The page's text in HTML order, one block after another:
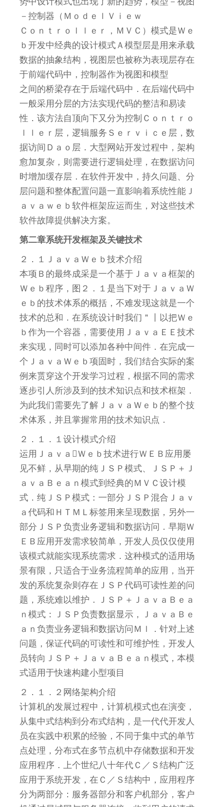
－控制器（ＭｏｄｅｌＶｉｅｗ
Ｃｏｎｔｒｏｌｌｅｒ，ＭＶＣ）模式是Ｗｅ
ｂ开发中经典的设计模式Ａ模型层是用来承载
数据的抽象结构，视图层也被称为表现层存在
于前端代码中，控制器作为视图和模型
之间的桥梁存在于后端代码中．在后端代码中
一般采用分层的方法实现代码的整洁和易读
性．该方法自顶向下又分为控制Ｃｏｎｔｒｏ
ｌｌｅｒ层，逻辑服务Ｓｅｒｖｉｃｅ层，数
据访间Ｄａｏ层．大型网站开发过程中，架构
愈加复杂，则需要进行逻辑处理，在数据访问
时增加缓存层．在软件开发中，持久问题、分
层问题和整体配置问题一直影响着系统性能Ｊ
ａｖａｗｅｂ软件框架应运而生，对这些技术
软件故障提供解决方案。
第二章系统幵发框架及关键技术
２．１ＪａｖａＷｅｂ技术介绍
本项Ｂ的最终成采是一个基于Ｊａｖａ框架的
Ｗｅｂ程序，图２．１是当下对于ＪａｖａＷ
ｅｂ的技术体系的概括，不难发现这就是一个
技术的总和．在系统设计时我们＂丨以把Ｗｅ
ｂ作为一个容器，需要使用ＪａｖａＥＥ技术
来实现，同时可以添加各种中间件．在完成一
个ＪａｖａＷｅｂ项固时，我们结合实际的案
例来贳穿这个开发学习过程，根据不同的需求
逐步引人所涉及到的技术知识点和技术框架．
为此我们需要先了解ＪａｖａＷｅｂ的整个技
术体系，并且掌握常用的技术知识点．
２．１．１设计模式介绍
运用ＪａｖａＷｅｂ技术进行ＷＥＢ应用屡
见不鲜，从早期的纯ＪＳＰ模式、ＪＳＰ＋Ｊ
ａｖａＢｅａｎ模式到经典的ＭＶＣ设计模
式．纯ＪＳＰ模式：一部分ＪＳＰ混合Ｊａｖ
ａ代码和ＨＴＭＬ标签用来呈现数据，另外一
部分ＪＳＰ负责业务逻辑和数据访问．早期Ｗ
ＥＢ应用开发需求较简单，开发人员仅仅使用
该模式就能实现系统需求．这种模式的适用场
景有限，只适合于业务流程简单的应用，当开
发的系统复杂则存在ＪＳＰ代码可读性差的问
题，系统难以维护．ＪＳＰ＋ＪａｖａＢｅａ
ｎ模式：ＪＳＰ负责数据显示，ＪａｖａＢｅ
ａｎ负责业务逻辑和数据访问Ｍｌ．针对上述
问题，保证代码的可读性和可维护性，开发人
员转向ＪＳＰ＋ＪａｖａＢｅａｎ模式，本模
式适用于快速构建小型项目
２．１．２网络架构介绍
计算机的发展过程中，计算机模式也在演变，
从集中式结构到分布式结构，是一代代开发人
员在实践中积累的经验，不同于集中式的单节
点处理，分布式在多节点机中存储数据和开发
应用程序．上个世纪八十年代Ｃ／Ｓ结构广泛
应用于系统开发，在Ｃ／Ｓ结构中，应用程序
分为两部分：服务器部分和客户机部分，客户